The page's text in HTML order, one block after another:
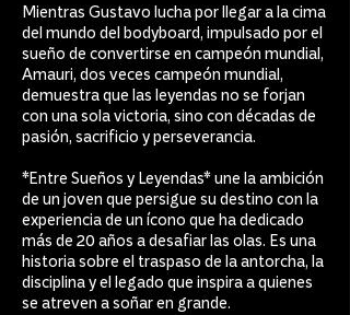
Mientras Gustavo lucha por llegar a la cima
del mundo del bodyboard, impulsado por el
sueño de convertirse en campeón mundial,
Amauri, dos veces campeón mundial,
demuestra que las leyendas no se forjan
con una sola victoria, sino con décadas de
pasión, sacrificio y perseverancia.
*Entre Sueños y Leyendas* une la ambición
de un joven que persigue su destino con la
experiencia de un ícono que ha dedicado
más de 20 años a desafiar las olas. Es una
historia sobre el traspaso de la antorcha, la
disciplina y el legado que inspira a quienes
se atreven a soñar en grande.